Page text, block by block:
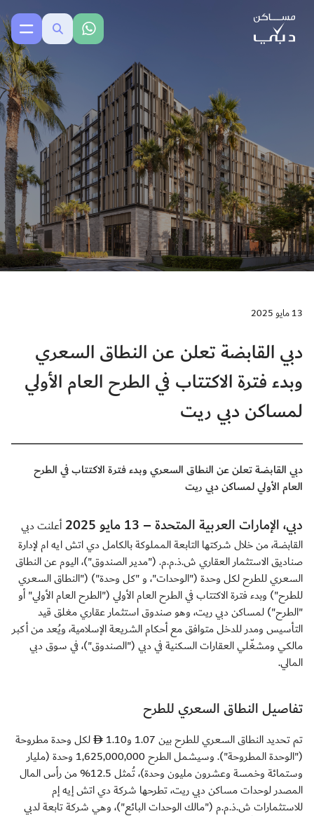
13 مايو 2025
دبي القابضة تعلن عن النطاق السعري
وبدء فترة الاكتتاب في الطرح العام الأولي
لمساكن دبي ريت
دبي القابضة تعلن عن النطاق السعري وبدء فترة الاكتتاب في الطرح
العام الأولي لمساكن دبي ريت
دبي، الإمارات العربية المتحدة – 13 مايو 2025
أعلنت دبي
القابضة، من خلال شركتها التابعة المملوكة بالكامل دي اتش ايه ام لإدارة
صناديق الاستثمار العقاري ش.ذ.م.م. ("مدير الصندوق")، اليوم عن النطاق
السعري للطرح لكل وحدة ("الوحدات"، و "كل وحدة") ("النطاق السعري
للطرح") وبدء فترة الاكتتاب في الطرح العام الأولي ("الطرح العام الأولي" أو
"الطرح") لمساكن دبي ريت، وهو صندوق استثمار عقاري مغلق قيد
التأسيس ومدر للدخل متوافق مع أحكام الشريعة الإسلامية، ويُعد من أكبر
مالكي ومشغّلي العقارات السكنية في دبي ("الصندوق")، في سوق دبي
المالي.
تفاصيل النطاق السعري للطرح
تم تحديد النطاق السعري للطرح بين 1.07 و1.10
لكل وحدة مطروحة
("الوحدة المطروحة"). وسيشمل الطرح 1,625,000,000 وحدة (مليار
وستمائة وخمسة وعشرون مليون وحدة)، تُمثل 12.5% من رأس المال
المصدر لوحدات مساكن دبي ريت، تطرحها شركة دي اتش إيه إم
للاستثمارات ش.ذ.م.م ("مالك الوحدات البائع")، وهي شركة تابعة لدبي